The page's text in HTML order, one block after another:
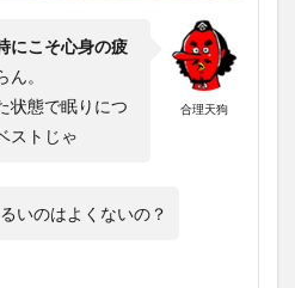
合理天狗
にこそ心身の疲
ん。
状態で眠りにつ
ストじゃ
いのはよくないの？